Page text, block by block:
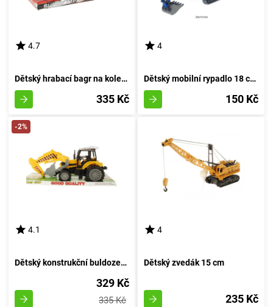
4.7
Dětský hrabací bagr na kolečkách
335 Kč
4
Dětský mobilní rypadlo 18 cm - rudá
150 Kč
-2%
4.1
Dětský konstrukční buldozer - bagr
329 Kč
335 Kč
4
Dětský zvedák 15 cm
235 Kč